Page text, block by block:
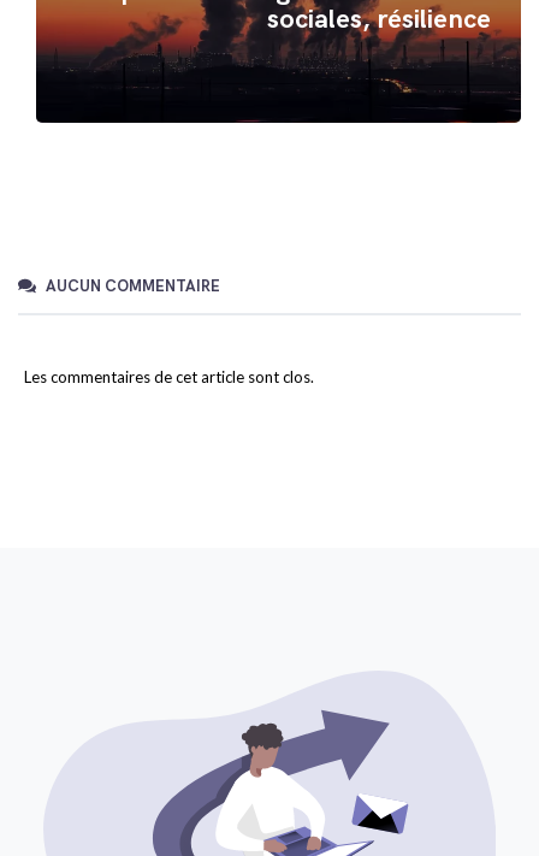
sociales, résilience
AUCUN COMMENTAIRE
Les commentaires de cet article sont clos.